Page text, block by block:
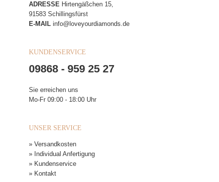
ADRESSE Hirtengäßchen 15,
91583 Schillingsfürst
E-MAIL info@loveyourdiamonds.de
KUNDENSERVICE
09868 - 959 25 27
Sie erreichen uns
Mo-Fr 09:00 - 18:00 Uhr
UNSER SERVICE
» Versandkosten
» Individual Anfertigung
» Kundenservice
» Kontakt